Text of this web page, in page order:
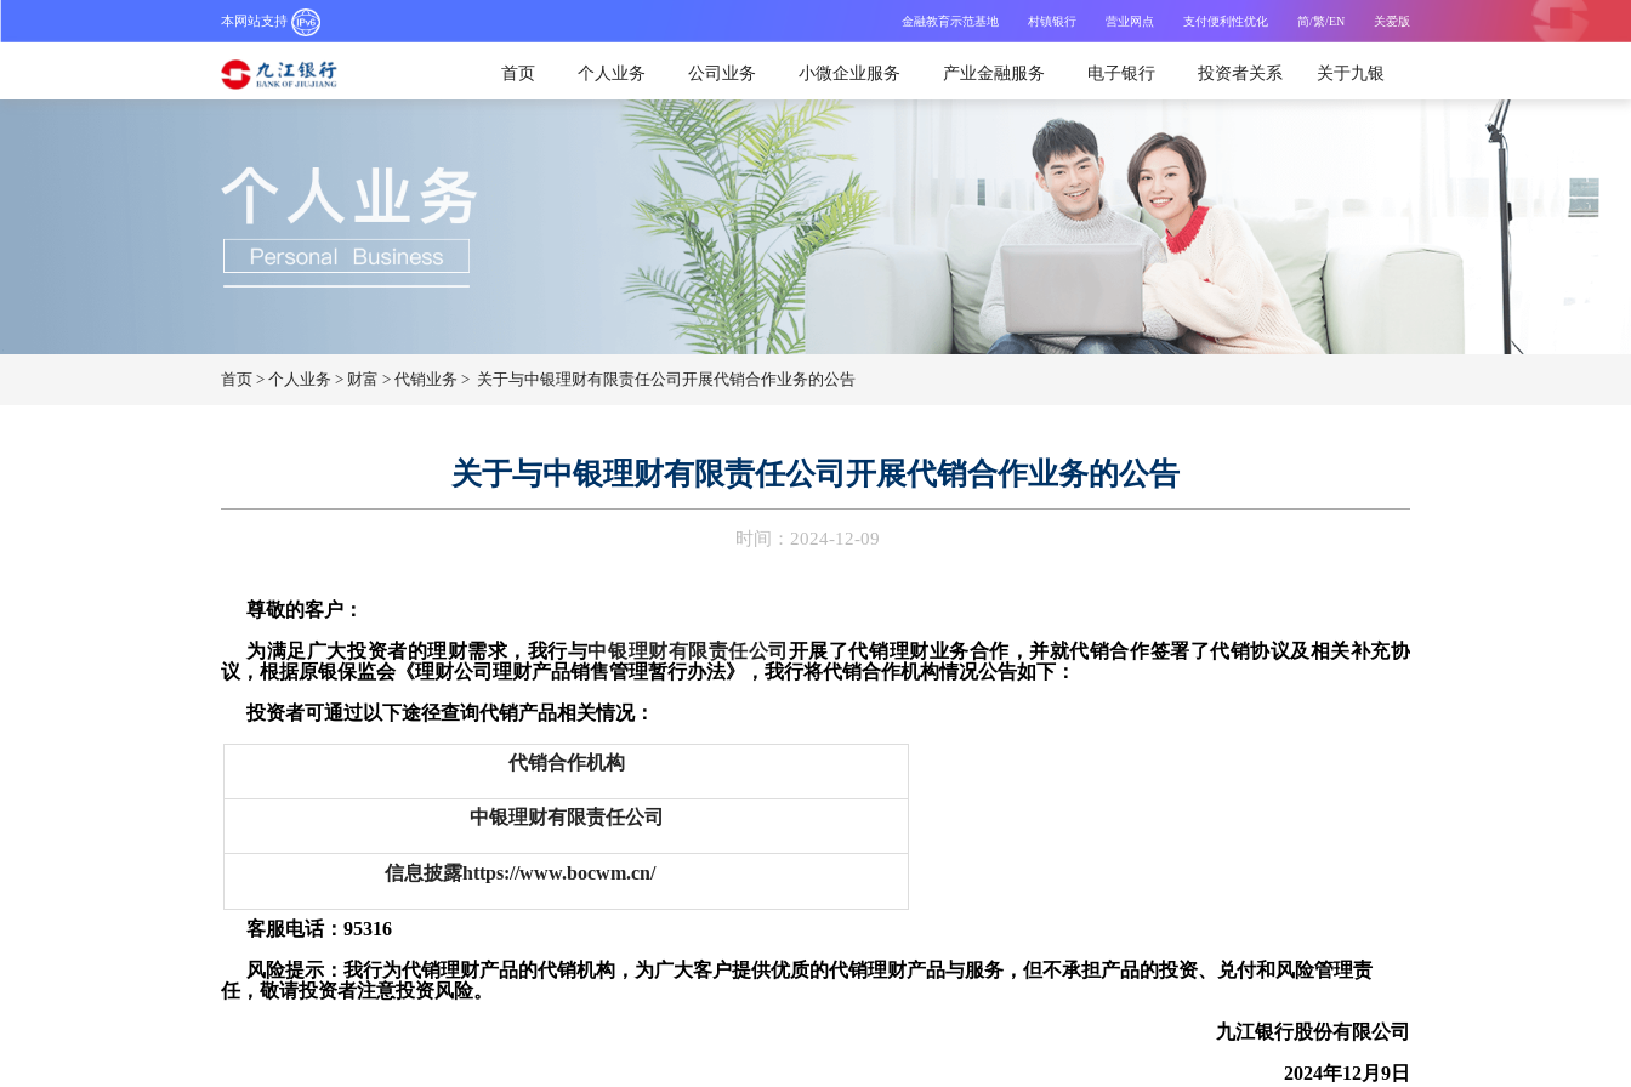
本网站支持 金融教育示范基地 村镇银行 营业网点 支付便利性优化 简/繁/EN 关爱版
首页 个人业务 公司业务 小微企业服务 产业金融服务 电子银行 投资者关系 关于九银
首页 > 个人业务 > 财富 > 代销业务 > 关于与中银理财有限责任公司开展代销合作业务的公告
关于与中银理财有限责任公司开展代销合作业务的公告
时间：2024-12-09
尊敬的客户：
为满足广大投资者的理财需求，我行与中银理财有限责任公司 开展了代销理财业务合作，并就代销合作签署了代销协议及相关补充协
议，根据原银保监会《理财公司理财产品销售管理暂行办法》，我行将代销合作机构情况公告如下：
投资者可通过以下途径查询代销产品相关情况：
代销合作机构
中银理财有限责任公司
信息披露https://www.bocwm.cn/
客服电话：95316
风险提示：我行为代销理财产品的代销机构，为广大客户提供优质的代销理财产品与服务，但不承担产品的投资、兑付和风险管理责
任，敬请投资者注意投资风险。
九江银行股份有限公司
2024年12月9日